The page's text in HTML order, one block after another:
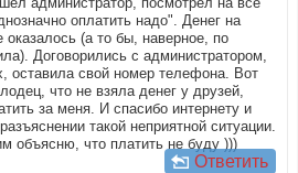
оплатить надо". Денег на
(а то бы, наверное, по
Договорились с администратором,
оставила свой номер телефона. Вот
что не взяла денег у друзей,
за меня. И спасибо интернету и
такой неприятной ситуации.
объясню, что платить не буду )))
Ответить